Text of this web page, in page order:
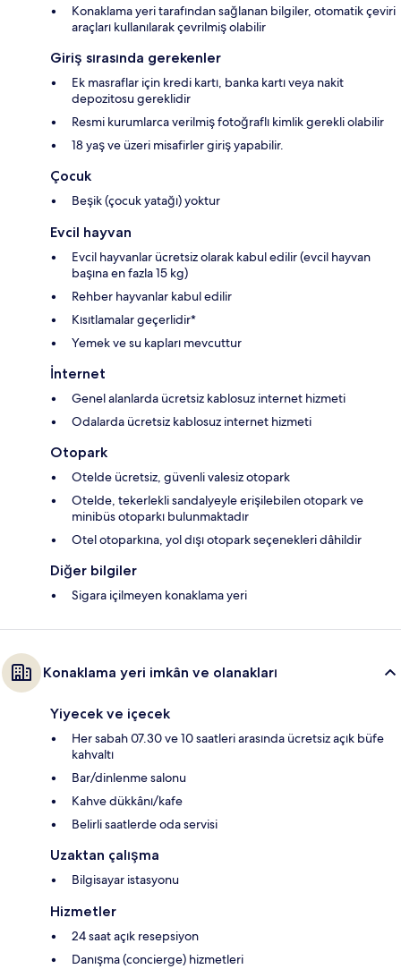
Konaklama yeri tarafından sağlanan bilgiler, otomatik çeviri
araçları kullanılarak çevrilmiş olabilir
Giriş sırasında gerekenler
Ek masraflar için kredi kartı, banka kartı veya nakit
depozitosu gereklidir
Resmi kurumlarca verilmiş fotoğraflı kimlik gerekli olabilir
18 yaş ve üzeri misafirler giriş yapabilir.
Çocuk
Beşik (çocuk yatağı) yoktur
Evcil hayvan
Evcil hayvanlar ücretsiz olarak kabul edilir (evcil hayvan
başına en fazla 15 kg)
Rehber hayvanlar kabul edilir
Kısıtlamalar geçerlidir*
Yemek ve su kapları mevcuttur
İnternet
Genel alanlarda ücretsiz kablosuz internet hizmeti
Odalarda ücretsiz kablosuz internet hizmeti
Otopark
Otelde ücretsiz, güvenli valesiz otopark
Otelde, tekerlekli sandalyeyle erişilebilen otopark ve
minibüs otoparkı bulunmaktadır
Otel otoparkına, yol dışı otopark seçenekleri dâhildir
Diğer bilgiler
Sigara içilmeyen konaklama yeri
Konaklama yeri imkân ve olanakları
Yiyecek ve içecek
Her sabah 07.30 ve 10 saatleri arasında ücretsiz açık büfe
kahvaltı
Bar/dinlenme salonu
Kahve dükkânı/kafe
Belirli saatlerde oda servisi
Uzaktan çalışma
Bilgisayar istasyonu
Hizmetler
24 saat açık resepsiyon
Danışma (concierge) hizmetleri